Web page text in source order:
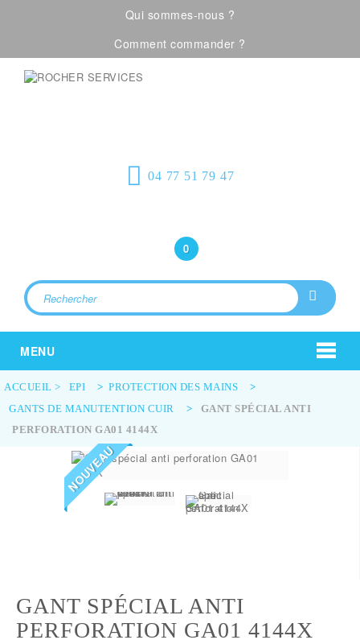
Qui sommes-nous ?
Comment commander ?
04 77 51 79 47
0
MENU
ACCUEIL > EPI > PROTECTION DES MAINS
>
GANTS DE MANUTENTION CUIR
>
GANT SPÉCIAL ANTI
PERFORATION GA01 4144X
NOUVEAU
GANT SPÉCIAL ANTI
PERFORATION GA01 4144X